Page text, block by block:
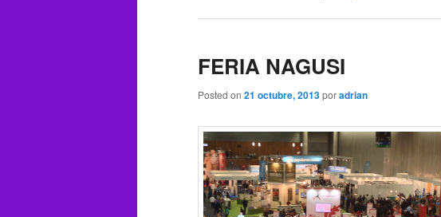
FERIA NAGUSI
Posted on 21 octubre, 2013poradrian